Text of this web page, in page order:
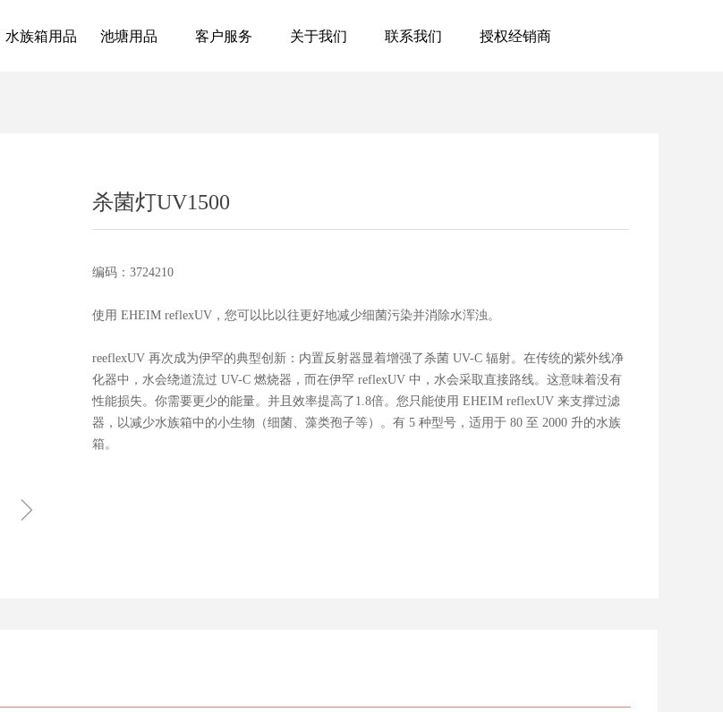
水族箱用品 池塘用品 客户服务 关于我们 联系我们 授权经销商
ꁇ
杀菌灯UV1500
编码：3724210
使用 EHEIM reflexUV，您可以比以往更好地减少细菌污染并消除水浑浊。
reeflexUV 再次成为伊罕的典型创新：内置反射器显着增强了杀菌 UV-C 辐射。在传统的紫外线净
化器中，水会绕道流过 UV-C 燃烧器，而在伊罕 reflexUV 中，水会采取直接路线。这意味着没有
性能损失。你需要更少的能量。并且效率提高了1.8倍。您只能使用 EHEIM reflexUV 来支撑过滤
器，以减少水族箱中的小生物（细菌、藻类孢子等）。有 5 种型号，适用于 80 至 2000 升的水族
箱。